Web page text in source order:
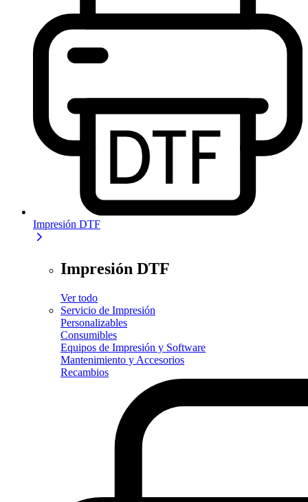
Impresión DTF
Impresión DTF
Ver todo
Servicio de Impresión
Personalizables
Consumibles
Equipos de Impresión y Software
Mantenimiento y Accesorios
Recambios